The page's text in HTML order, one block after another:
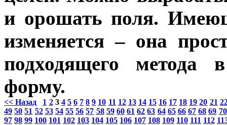
и орошать поля.
изменяется – она
подходящего метода
форму.
<< Назад 1 2 3 4 5 6 7 8 9 10 11 12 13 14 15 16 17 18 19 20 21
49 50 51 52 53 54 55 56 57 58 59 60 61 62 63 64 65 66 67 68 69 70
97 98 99 100 101 102 103 104 105 106 107 108 109 110 111 112